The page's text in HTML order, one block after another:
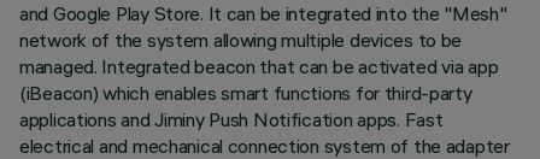
and Google Play Store. It can be integrated into the "Mesh"
network of the system allowing multiple devices to be
managed. Integrated beacon that can be activated via app
(iBeacon) which enables smart functions for third-party
applications and Jiminy Push Notification apps. Fast
electrical and mechanical connection system of the adapter